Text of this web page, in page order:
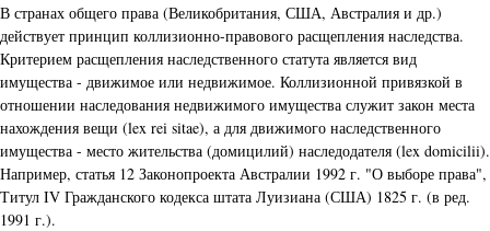
В странах общего права (Великобритания, США, Австралия и др.)
действует принцип коллизионно-правового расщепления наследства.
Критерием расщепления наследственного статута является вид
имущества - движимое или недвижимое. Коллизионной привязкой в
отношении наследования недвижимого имущества служит закон места
нахождения вещи (lex rei sitae), а для движимого наследственного
имущества - место жительства (домицилий) наследодателя (lex domicilii).
Например, статья 12 Законопроекта Австралии 1992 г. "О выборе права",
Титул IV Гражданского кодекса штата Луизиана (США) 1825 г. (в ред.
1991 г.).